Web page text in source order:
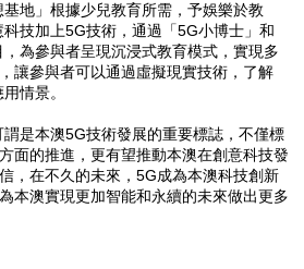
基地」根據少兒教育所需，予娛樂於教
科技加上5G技術，通過「5G小博士」和
為參與者呈現沉浸式教育模式，實現多
讓參與者可以通過虛擬現實技術，了解
情景。
是本澳5G技術發展的重要標誌，不僅標
面的推進，更有望推動本澳在創意科技發
，在不久的未來， 5G成為本澳科技創新
本澳實現更加智能和永續的未來做出更多